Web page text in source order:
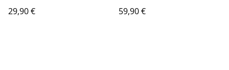
29,90 €
59,90 €